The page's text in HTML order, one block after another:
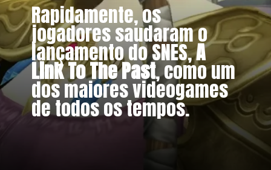
Rapidamente, os
jogadores saudaram o
lançamento do SNES,A
Link To The Past, como um
dos maiores videogames
de todos os tempos.